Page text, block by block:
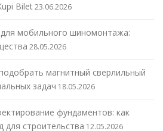
Bilet23.06.2026
мобильного шиномонтажа:
28.05.2026
магнитный сверлильный
задач 18.05.2026
фундаментов: как
для строительства 12.05.2026